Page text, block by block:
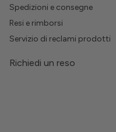
Spedizioni e consegne
Resi e rimborsi
Servizio di reclami prodotti
Richiedi un reso